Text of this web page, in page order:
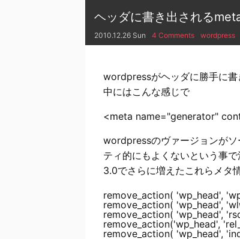
ヘッダに書き出される
2010.12.26 Sun 4 Comments wordpress
wordpressがヘッダに勝手に書
中にはこんな感じで
wordpressのヴァージョンがソ
ティ的にもよくないという事で
3.0でさらに増えたこれらメタ
remove_action( 'wp_head',
remove_action( 'wp_head',
remove_action( 'wp_head',
remove_action('wp_head',
remove_action( 'wp_head',